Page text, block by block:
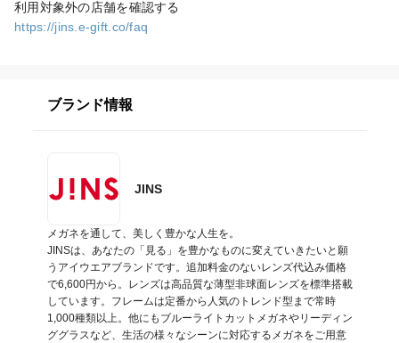
https://jins.e-gift.co/faq
ブランド情報
JINS
メガネを通して、美しく豊かな人生を。
JINSは、あなたの「見る」を豊かなものに変えていきたいと願
うアイウエアブランドです。追加料金のないレンズ代込み価格
で6,600円から。レンズは高品質な薄型非球面レンズを標準搭載
しています。フレームは定番から人気のトレンド型まで常時
1,000種類以上。他にもブルーライトカットメガネやリーディン
ググラスなど、生活の様々なシーンに対応するメガネをご用意